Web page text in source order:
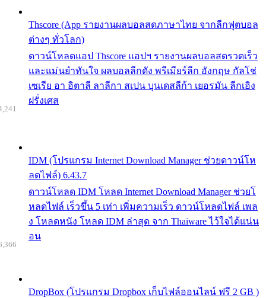
Thscore (App รายงานผลบอลสดภาษาไทย จากลีกฟุตบอล
ต่างๆ ทั่วโลก)
ดาวน์โหลดแอป Thscore แอปฯ รายงานผลบอลสดรวดเร็ว
และแม่นยำทันใจ ผลบอลลีกดัง พรีเมียร์ลีก อังกฤษ กัลโช่
เซเรีย อา อิตาลี ลาลีกา สเปน บุนเดสลีก้า เยอรมัน ลีกเอิง
ฝรั่งเศส
IDM (โปรแกรม Internet Download Manager ช่วยดาวน์โห
ลดไฟล์) 6.43.7
ดาวน์โหลด IDM โหลด Internet Download Manager ช่วยโ
หลดไฟล์ เร็วขึ้น 5 เท่า เพิ่มความเร็ว ดาวน์โหลดไฟล์ เพล
ง โหลดหนัง โหลด IDM ล่าสุด จาก Thaiware ไว้ใจได้แน่น
อน
DropBox (โปรแกรม Dropbox เก็บไฟล์ออนไลน์ ฟรี 2 GB )